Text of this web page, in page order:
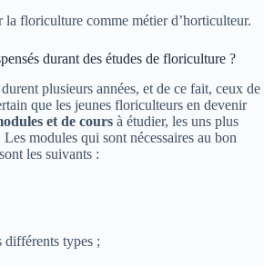
la floriculture comme métier d’horticulteur.
durant des études de floriculture ?
plusieurs années, et de ce fait, ceux de
que les jeunes floriculteurs en devenir
et de cours à étudier, les uns plus
modules qui sont nécessaires au bon
les suivants :
différents types ;